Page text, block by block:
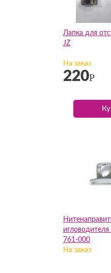
Лапка для
JZ
На заказ
220Р
761-000
На заказ